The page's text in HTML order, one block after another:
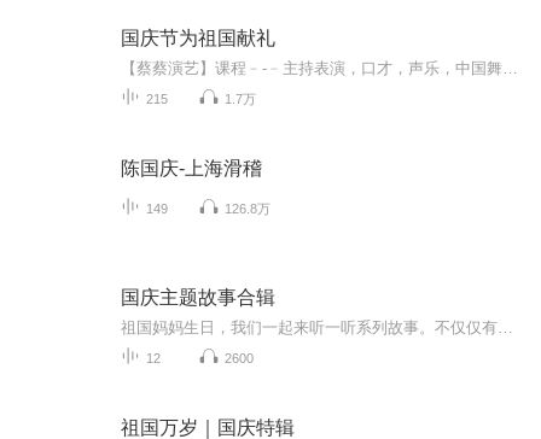
国庆节为祖国献礼
215 1.7万
陈国庆-上海滑稽
149 126.8万
国庆主题故事合辑
12 2600
祖国万岁｜国庆特辑